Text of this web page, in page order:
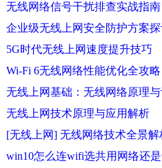
无线网络信号干扰排查实战指南
企业级无线上网安全防护方案
5G时代无线上网速度提升技巧
Wi-Fi 6无线网络性能优化全攻略
无线上网基础：无线网络原理
无线上网技术原理与应用解析
[无线上网] 无线网络技术全景
win10怎么连wifi选共用网络还